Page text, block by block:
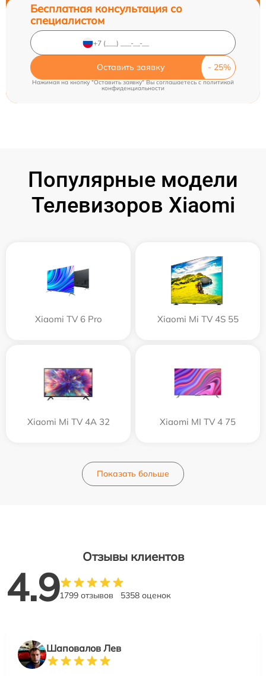
Бесплатная консультация со
специалистом
Оставить заявку
Нажимая на кнопку "Оставить заявку" Вы соглашаетесь cполитикой
конфиденциальности
Популярные модели
Телевизоров Xiaomi
Xiaomi TV 6 Pro Xiaomi Mi TV 4S 55
Xiaomi Mi TV 4A 32 Xiaomi MI TV 4 75
Показать больше
Отзывы клиентов
4.91799 отзывов 5358 оценок
Шаповалов Лев